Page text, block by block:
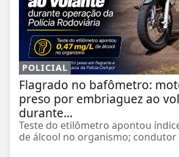
POLICIAL
Flagrado no bafômetro:
preso por embriaguez ao
durante...
Teste do etilômetro apontou
de álcool no organismo; condutor